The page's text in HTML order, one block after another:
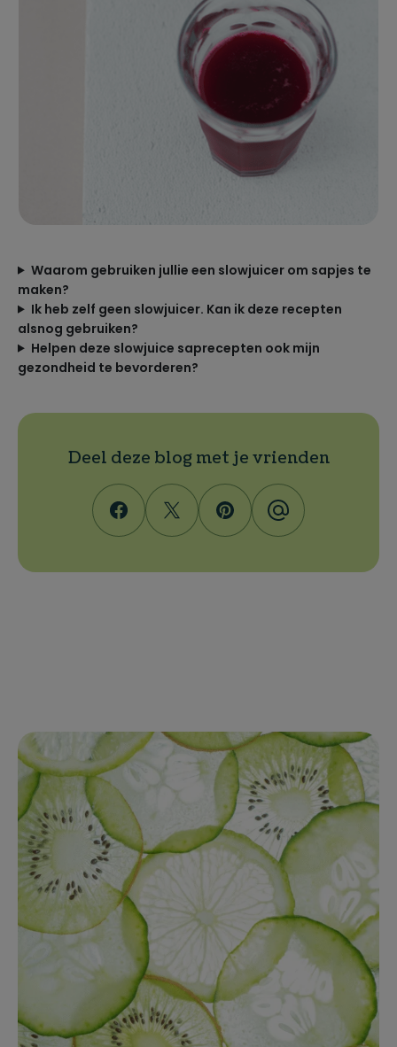
Waarom gebruiken jullie een slowjuicer om sapjes te
maken?
Ik heb zelf geen slowjuicer. Kan ik deze recepten
alsnog gebruiken?
Helpen deze slowjuice saprecepten ook mijn
gezondheid te bevorderen?
Deel deze blog met je vrienden